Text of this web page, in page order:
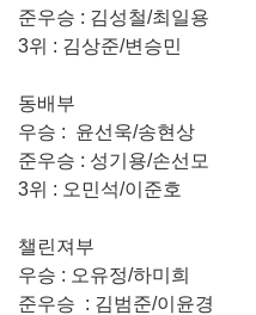
준우승 : 김성철/최일용
3위 : 김상준/변승민
동배부
우승 : 윤선욱/송현상
준우승 : 성기용/손선모
3위 : 오민석/이준호
챌린져부
우승 : 오유정/하미희
준우승 : 김범준/이윤경